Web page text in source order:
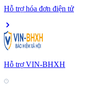
Hỗ trợ hóa đơn điện tử
Hỗ trợ VIN-BHXH